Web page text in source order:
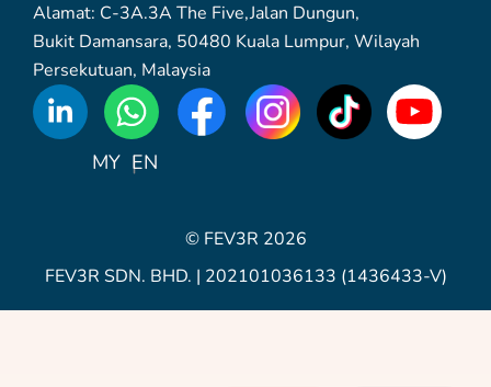
Alamat: C-3A.3A The Five,Jalan Dungun,
Bukit Damansara, 50480 Kuala Lumpur, Wilayah
Persekutuan, Malaysia
WhatsApp
Icon
MY EN
© FEV3R 2026
FEV3R SDN. BHD. | 202101036133 (1436433-V)